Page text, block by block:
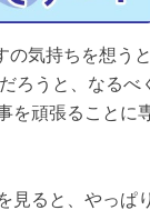
気持ちを想う
ろうと、なるべ
を頑張ることに
見ると、やっぱ